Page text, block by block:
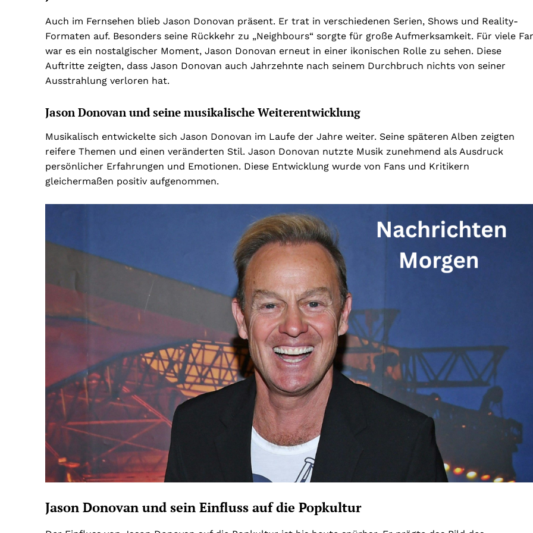
Auch im Fernsehen blieb Jason Donovan präsent. Er trat in verschiedenen Serien, Shows und Reality-
Formaten auf. Besonders seine Rückkehr zu „Neighbours“ sorgte für große Aufmerksamkeit. Für viele
war es ein nostalgischer Moment, Jason Donovan erneut in einer ikonischen Rolle zu sehen. Diese
Auftritte zeigten, dass Jason Donovan auch Jahrzehnte nach seinem Durchbruch nichts von seiner
Ausstrahlung verloren hat.
Jason Donovan und seine musikalische Weiterentwicklung
Musikalisch entwickelte sich Jason Donovan im Laufe der Jahre weiter. Seine späteren Alben zeigten
reifere Themen und einen veränderten Stil. Jason Donovan nutzte Musik zunehmend als Ausdruck
persönlicher Erfahrungen und Emotionen. Diese Entwicklung wurde von Fans und Kritikern
gleichermaßen positiv aufgenommen.
Jason Donovan und sein Einfluss auf die Popkultur